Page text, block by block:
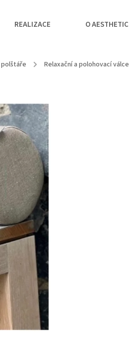
REALIZACE O AESTHETIC
/ Relaxační a polohovací válce